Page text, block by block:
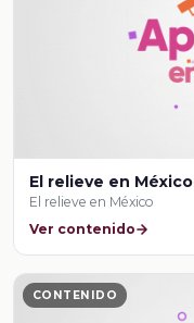
El relieve en México
El relieve en México
Ver contenido
CONTENIDO